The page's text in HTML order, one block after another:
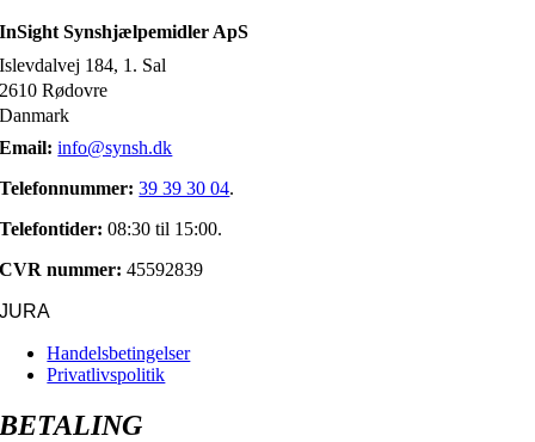
InSight Synshjælpemidler ApS
Islevdalvej 184, 1. Sal
2610 Rødovre
Danmark
Email: info@synsh.dk
Telefonnummer: 39 39 30 04.
Telefontider: 08:30 til 15:00.
CVR nummer: 45592839
JURA
Handelsbetingelser
Privatlivspolitik
BETALING